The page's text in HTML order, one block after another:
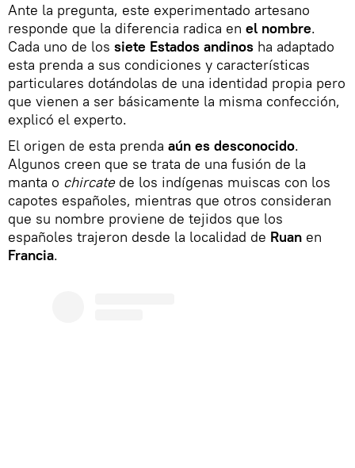
Ante la pregunta, este experimentado artesano
responde que la diferencia radica en el nombre.
Cada uno de los siete Estados andinos ha adaptado
esta prenda a sus condiciones y características
particulares dotándolas de una identidad propia pero
que vienen a ser básicamente la misma confección,
explicó el experto.
El origen de esta prenda aún es desconocido.
Algunos creen que se trata de una fusión de la
manta o chircatede los indígenas muiscas con los
capotes españoles, mientras que otros consideran
que su nombre proviene de tejidos que los
españoles trajeron desde la localidad de Ruan en
Francia.